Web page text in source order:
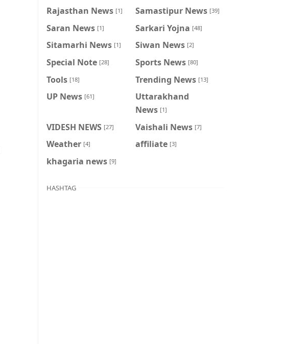
Rajasthan News [1] Samastipur News [39]
Saran News [1] Sarkari Yojna [48]
Sitamarhi News [1] Siwan News [2]
Special Note [28] Sports News [80]
Tools [18] Trending News [13]
UP News [61]
Uttarakhand
News [1]
VIDESH NEWS [27] Vaishali News [7]
Weather [4] affiliate [3]
khagaria news [9]
HASHTAG